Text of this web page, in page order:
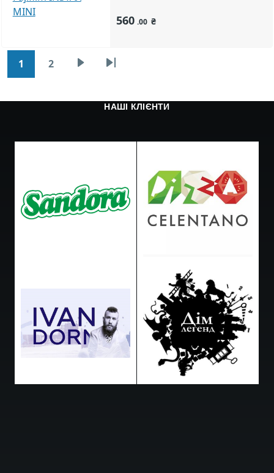
560 .00 ₴
Розбивка на сторінки
Сторінка
1 Сторінка
2 Наступна сторінка
Остання сторінка
НАШІ КЛІЄНТИ